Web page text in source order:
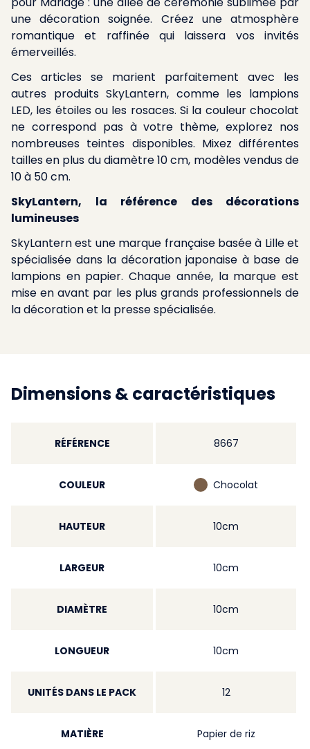
une décoration soignée. Créez une atmosphère
romantique et raffinée qui laissera vos invités
émerveillés.
Ces articles se marient parfaitement avec les
autres produits SkyLantern, comme les lampions
LED, les étoiles ou les rosaces. Si la couleur chocolat
ne correspond pas à votre thème, explorez nos
nombreuses teintes disponibles. Mixez différentes
tailles en plus du diamètre 10 cm, modèles vendus de
10 à 50 cm.
SkyLantern, la référence des décorations
lumineuses
SkyLantern est une marque française basée à Lille et
spécialisée dans la décoration japonaise à base de
lampions en papier. Chaque année, la marque est
mise en avant par les plus grands professionnels de
la décoration et la presse spécialisée.
Dimensions & caractéristiques
RÉFÉRENCE 8667
COULEUR Chocolat
HAUTEUR 10cm
LARGEUR 10cm
DIAMÈTRE 10cm
LONGUEUR 10cm
UNITÉS DANS LE PACK 12
MATIÈRE Papier de riz